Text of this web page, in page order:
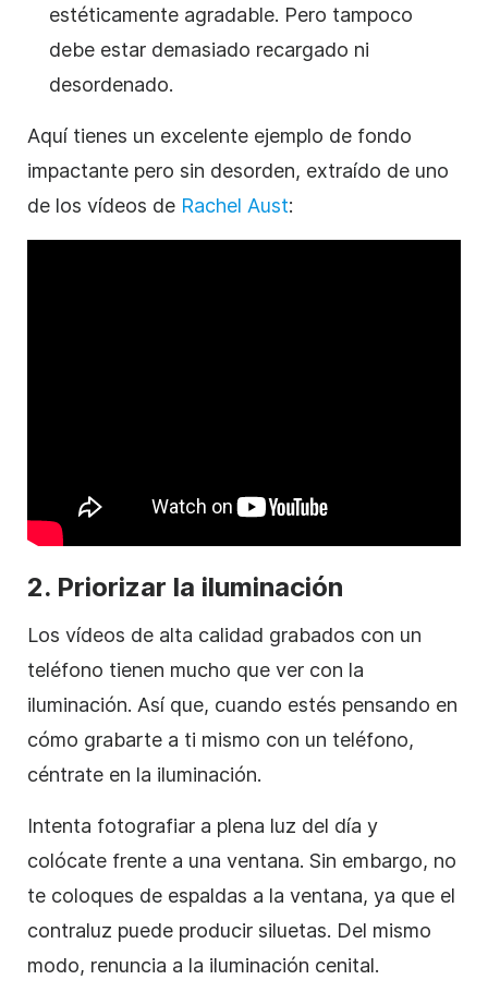
estéticamente agradable. Pero tampoco
debe estar demasiado recargado ni
desordenado.
Aquí tienes un excelente ejemplo de fondo
impactante pero sin desorden, extraído de uno
de los vídeos de Rachel Aust:
2. Priorizar la iluminación
Los vídeos de alta calidad grabados con un
teléfono tienen mucho que ver con la
iluminación. Así que, cuando estés pensando en
cómo grabarte a ti mismo con un teléfono,
céntrate en la iluminación.
Intenta fotografiar a plena luz del día y
colócate frente a una ventana. Sin embargo, no
te coloques de espaldas a la ventana, ya que el
contraluz puede producir siluetas. Del mismo
modo, renuncia a la iluminación cenital.